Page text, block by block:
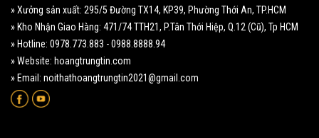
» Xưởng sản xuất: 295/5 Đường TX14, KP39, Phường Thới An, TP.HCM
» Kho Nhận Giao Hàng: 471/74 TTH21, P.Tân Thới Hiệp, Q.12 (Cũ), Tp HCM
» Hotline: 0978.773.883 - 0988.8888.94
» Website: hoangtrungtin.com
» Email: noithathoangtrungtin2021@gmail.com